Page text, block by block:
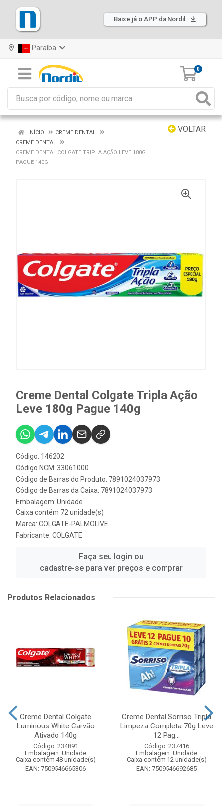
Baixe já o APP da Nordil
Paraíba
0
VOLTAR
INÍCIO
CREME DENTAL
CREME DENTAL
CREME DENTAL COLGATE TRIPLA AÇÃO LEVE 180G
PAGUE 140G
Creme Dental Colgate Tripla Ação
Leve 180g Pague 140g
Código: 146202
Código NCM: 33061000
Código de Barras do Produto: 7891024037973
Código de Barras da Caixa: 7891024037973
Embalagem: Unidade
Caixa contém 72 unidade(s)
Marca: COLGATE-PALMOLIVE
Fabricante: COLGATE
Faça seu login ou
cadastre-se para ver preços e comprar
Produtos Relacionados
Creme Dental Colgate
Luminous White Carvão
Ativado 140g
Código: 234891
Embalagem: Unidade
Caixa contém 48 unidade(s)
EAN: 7509546665306
Creme Dental Sorriso Tripla
Limpeza Completa 70g Leve
12 Pag...
Código: 237416
Embalagem: Unidade
Caixa contém 12 unidade(s)
EAN: 7509546692685